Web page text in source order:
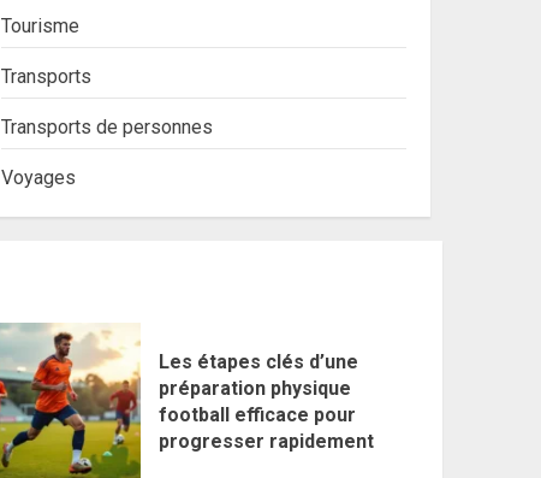
Tourisme
Transports
Transports de personnes
Voyages
Les étapes clés d’une
préparation physique
football efficace pour
progresser rapidement